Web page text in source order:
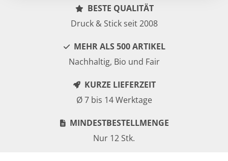
BESTE QUALITÄT
Druck & Stick seit 2008
MEHR ALS 500 ARTIKEL
Nachhaltig, Bio und Fair
KURZE LIEFERZEIT
Ø 7 bis 14 Werktage
MINDESTBESTELLMENGE
Nur 12 Stk.